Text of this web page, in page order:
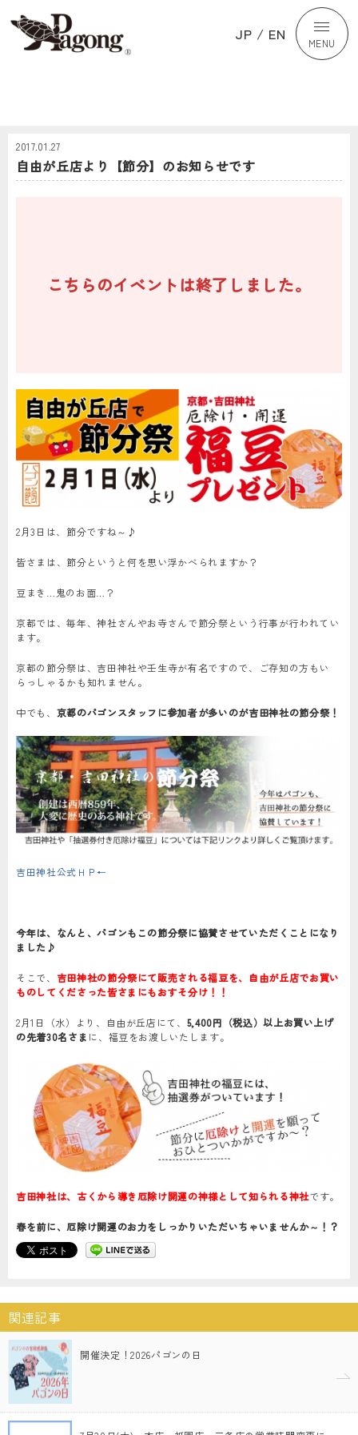
JP / EN MENU
2017.01.27
自由が丘店より【節分】のお知らせです
こちらのイベントは終了しました。
2月3日は、節分ですね～♪
皆さまは、節分というと何を思い浮かべられますか？
豆まき…鬼のお面…？
京都では、毎年、神社さんやお寺さんで節分祭という行事が行われてい
ます。
京都の節分祭は、吉田神社や壬生寺が有名ですので、ご存知の方もい
らっしゃるかも知れません。
中でも、 京都のパゴンスタッフに参加者が多いのが吉田神社の節分祭！
吉田神社公式ＨＰ←
今年は、なんと、パゴンもこの節分祭に協賛させていただくことになり
ました♪
そこで、 吉田神社の節分祭にて販売される福豆を、自由が丘店でお買い
ものしてくださった皆さまにもおすそ分け！！
2月1日（水）より、自由が丘店にて、 5,400円（税込）以上お買い上げ
の先着30名さま に、福豆をお渡しいたします。
吉田神社は、古くから導き厄除け開運の神様として知られる神社です。
春を前に、厄除け開運のお力をしっかりいただいちゃいませんか～！？
関連記事
開催決定！2026パゴンの日